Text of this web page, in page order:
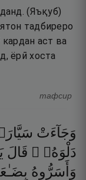
(Яъқуб)
тадбиреро
аст ва
ёрӣ хоста
тафсир
وَجَآءَتْ
دَلْوَهُۥ ۖ قَالَ
وَأَسَرُّوهُ